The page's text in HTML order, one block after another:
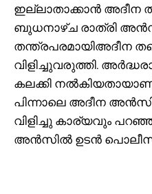
ഇല്ലാതാക്കാൻ അദീന
ബുധനാഴ്ച രാത്രി
തന്ത്രപരമായിഅദീന
വിളിച്ചുവരുത്തി.
കലക്കി
പിന്നാലെ അദീന
വിളിച്ചു കാര്യവും
അൻസിൽ ഉടൻ